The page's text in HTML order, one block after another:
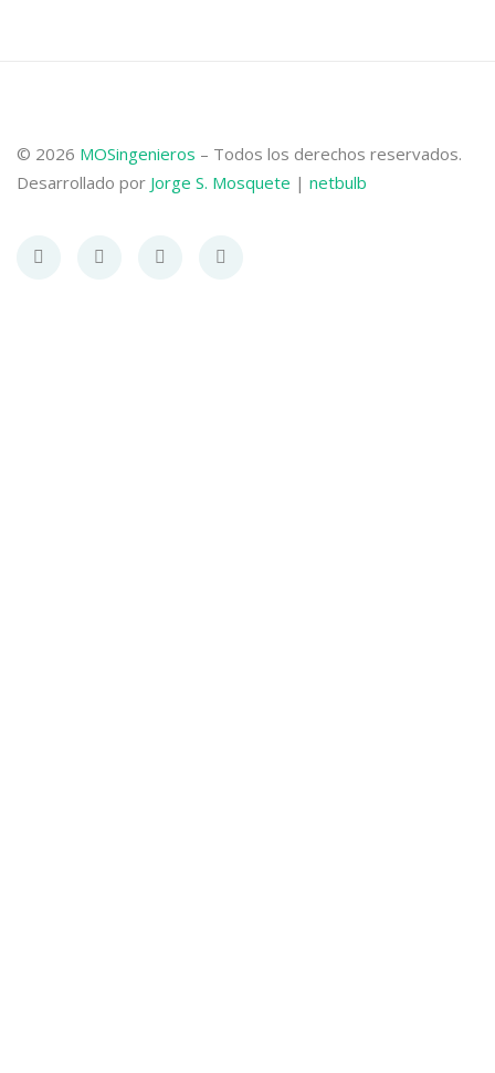
© 2026 MOSingenieros – Todos los derechos reservados.
Desarrollado por Jorge S. Mosquete | netbulb